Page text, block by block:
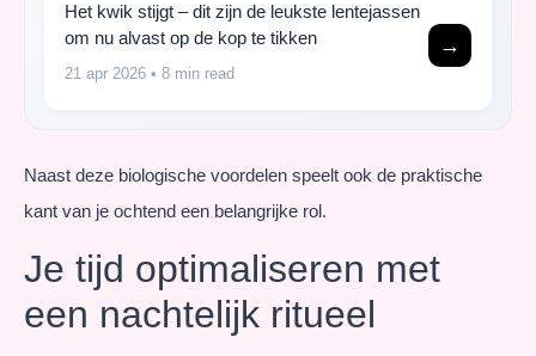
Het kwik stijgt – dit zijn de leukste lentejassen
om nu alvast op de kop te tikken
21 apr 2026 • 8 min read
→
Naast deze biologische voordelen speelt ook de praktische
kant van je ochtend een belangrijke rol.
Je tijd optimaliseren met
een nachtelijk ritueel